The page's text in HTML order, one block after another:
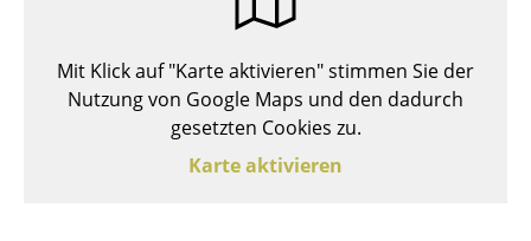
Bürodrehstühle
Konferenzstühle
Mit Klick auf "Karte aktivieren" stimmen Sie der
Nutzung von Google Maps und den dadurch
gesetzten Cookies zu.
Karte aktivieren